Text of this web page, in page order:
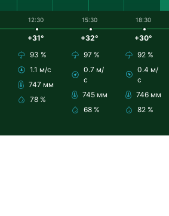
12:30
+31°
93 %
1.1 м/с
747 мм
78 %
15:30
+32°
97 %
0.7 м/
с
745 мм
68 %
18:30
+30°
92 %
0.4 м/
с
746 мм
82 %